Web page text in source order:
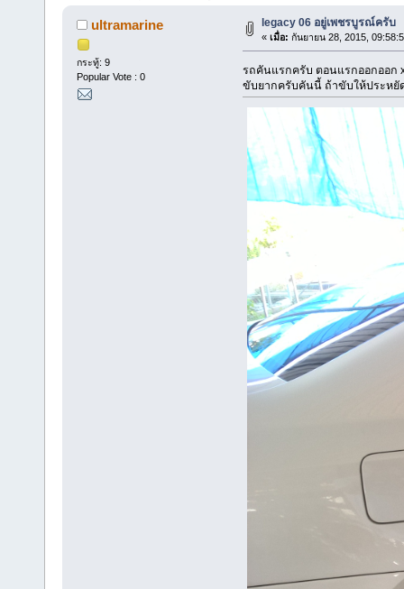
ultramarine
กระทู้: 9
Popular Vote : 0
legacy 06 อยู่เพชรบูรณ์ครับ
« เมื่อ: กันยายน 28, 2015,
รถคันแรกครับ ตอนแรกออกออก
ขับยากครับคันนี้ ถ้าขับให้ประหยั